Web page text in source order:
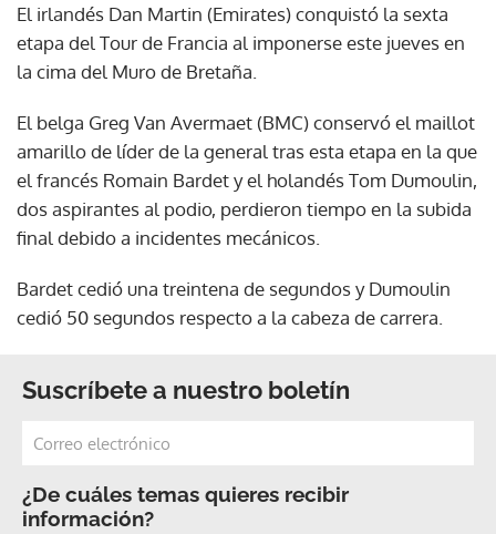
El irlandés Dan Martin (Emirates) conquistó la sexta
etapa del Tour de Francia al imponerse este jueves en
la cima del Muro de Bretaña.
El belga Greg Van Avermaet (BMC) conservó el maillot
amarillo de líder de la general tras esta etapa en la que
el francés Romain Bardet y el holandés Tom Dumoulin,
dos aspirantes al podio, perdieron tiempo en la subida
final debido a incidentes mecánicos.
Bardet cedió una treintena de segundos y Dumoulin
cedió 50 segundos respecto a la cabeza de carrera.
Suscríbete a nuestro boletín
¿De cuáles temas quieres recibir
información?